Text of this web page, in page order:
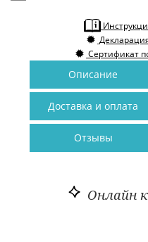
Сертификат
Описание
Доставка и оплата
Отзывы
Онлайн